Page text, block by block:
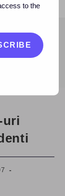
25 de site-uri
uri
to the